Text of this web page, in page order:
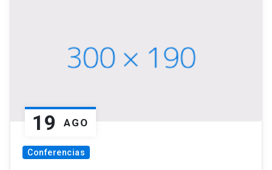
19 AGO
Conferencias